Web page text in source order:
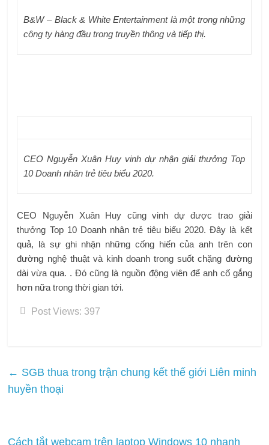
B&W – Black & White Entertainment là một trong những
công ty hàng đầu trong truyền thông và tiếp thị.
CEO Nguyễn Xuân Huy vinh dự nhận giải thưởng Top
10 Doanh nhân trẻ tiêu biểu 2020.
CEO Nguyễn Xuân Huy cũng vinh dự được trao giải
thưởng Top 10 Doanh nhân trẻ tiêu biểu 2020. Đây là kết
quả, là sự ghi nhận những cống hiến của anh trên con
đường nghệ thuật và kinh doanh trong suốt chặng đường
dài vừa qua. . Đó cũng là nguồn động viên để anh cố gắng
hơn nữa trong thời gian tới.
Post Views: 397
← SGB ​​thua trong trận chung kết thế giới Liên minh
huyền thoại
Cách tắt webcam trên laptop Windows 10 nhanh